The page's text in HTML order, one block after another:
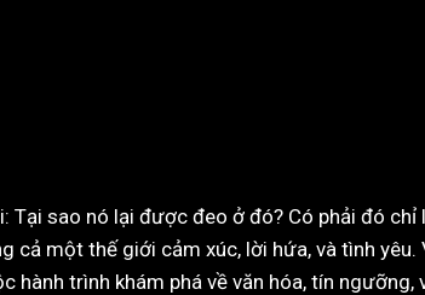
sao nó lại được đeo ở đó? Có phải đó
cả một thế giới cảm xúc, lời hứa, và tình
hành trình khám phá về văn hóa, tín